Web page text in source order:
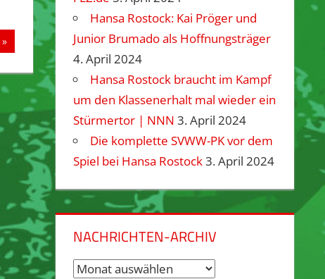
Hansa Rostock: Kai Pröger und
Junior Brumado als Hoffnungsträger
4. April 2024
Hansa Rostock braucht im Kampf
um den Klassenerhalt mal wieder ein
Stürmertor | NNN 3. April 2024
Die komplette SVWW-PK vor dem
Spiel bei Hansa Rostock3. April 2024
NACHRICHTEN-ARCHIV
Nachrichten-